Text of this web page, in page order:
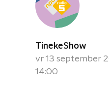
TinekeShow
vr 13 september
14:00